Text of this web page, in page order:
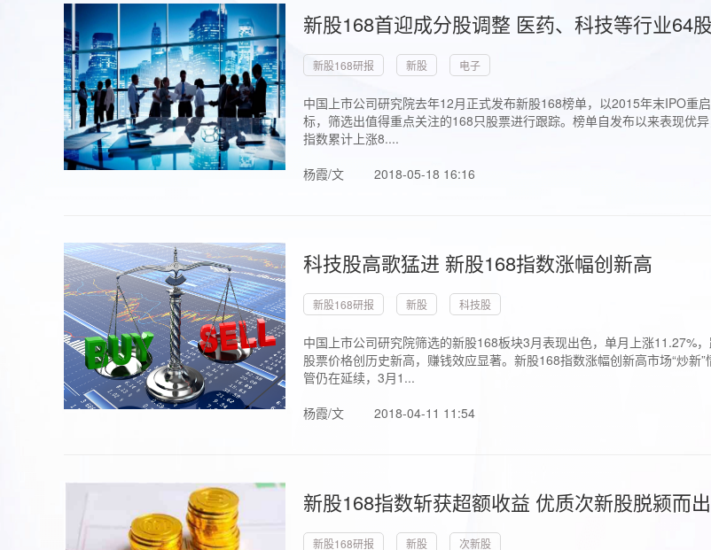
新股168首迎成分股调整 医药、科技等行业64
新股168研报 新股 电子
中国上市公司研究院去年12月正式发布新股168榜单，以2015年末IPO重
标，筛选出值得重点关注的168只股票进行跟踪。榜单自发布以来表现优
指数累计上涨8....
杨霞/文
2018-05-18 16:16
科技股高歌猛进 新股168指数涨幅创新高
新股168研报 新股 科技股
中国上市公司研究院筛选的新股168板块3月表现出色，单月上涨11.27%
股票价格创历史新高，赚钱效应显著。新股168指数涨幅创新高市场“炒
管仍在延续，3月1...
杨霞/文
2018-04-11 11:54
新股168指数斩获超额收益 优质次新股脱颍而出
新股168研报 新股 次新股